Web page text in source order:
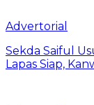
Advertorial
Sekda Saiful
Lapas Siap,